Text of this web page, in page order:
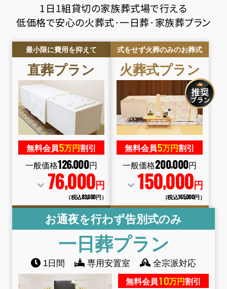
1日1組貸切の家族葬式場で行える
低価格で安心の火葬式･一日葬･家族葬プラン
最小限に費用を抑えて
直葬プラン
無料会員5万円割引
一般価格126,000円
76,000円
（税込83,600円）
式をせず火葬のみのお葬式
火葬式プラン
無料会員5万円割引
一般価格200,000円
150,000円
（税込165,000円）
お通夜を行わず告別式のみ
一日葬プラン
1日間 専用安置室 全宗派対応
無料会員10万円割引